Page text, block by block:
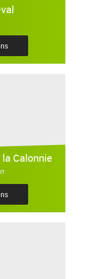
Calonnie